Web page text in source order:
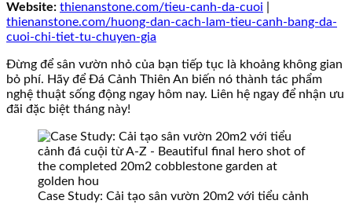
Website: thienanstone.com/tieu-canh-da-cuoi
thienanstone.com/huong-dan-cach-lam-tieu-canh-bang-da-
cuoi-chi-tiet-tu-chuyen-gia
Đừng để sân vườn nhỏ của bạn tiếp tục là khoảng không gian
bỏ phí. Hãy để Đá Cảnh Thiên An biến nó thành tác phẩm
nghệ thuật sống động ngay hôm nay. Liên hệ ngay để nhận ưu
đãi đặc biệt tháng này!
Case Study: Cải tạo sân vườn 20m2 với tiểu cảnh